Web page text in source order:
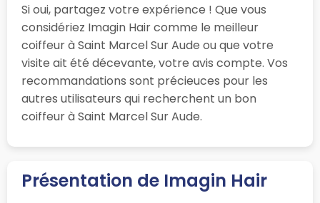
Si oui, partagez votre expérience ! Que vous
considériez Imagin Hair comme le meilleur
coiffeur à Saint Marcel Sur Aude ou que votre
visite ait été décevante, votre avis compte. Vos
recommandations sont précieuces pour les
autres utilisateurs qui recherchent un bon
coiffeur à Saint Marcel Sur Aude.
Présentation de Imagin Hair